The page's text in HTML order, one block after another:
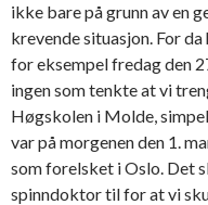
ikke bare på grunn av en
krevende situasjon. For
for eksempel fredag den
ingen som tenkte at vi
Høgskolen i Molde,
var på morgenen den 1.
som forelsket i Oslo. Det
spinndoktor til for at vi